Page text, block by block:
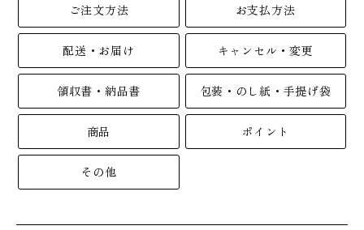
ご注文方法 お支払方法
配送・お届け キャンセル・変更
領収書・納品書 包装・のし紙・手提げ袋
商品 ポイント
その他